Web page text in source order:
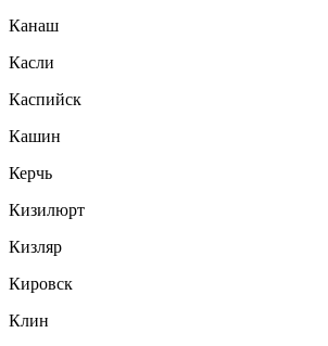
Канаш
Касли
Каспийск
Кашин
Керчь
Кизилюрт
Кизляр
Кировск
Клин